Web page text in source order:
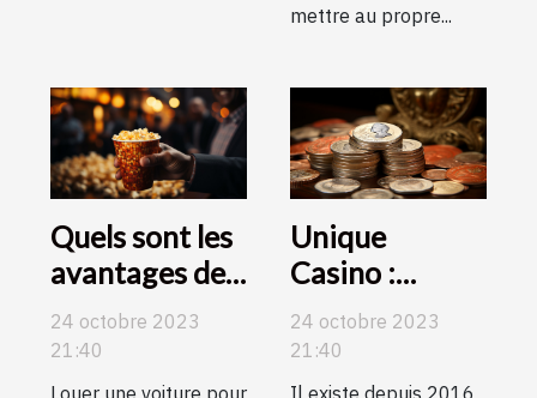
mettre au propre...
Quels sont les
avantages de
la location de
voiture ?
24 octobre 2023
21:40
Unique
Casino :
Obtenez 200
£ de bonus
sans dépôt
24 octobre 2023
21:40